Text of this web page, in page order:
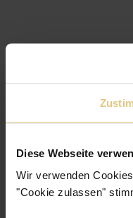
Diese Webseite
Wir verwenden
"Cookie zulassen"